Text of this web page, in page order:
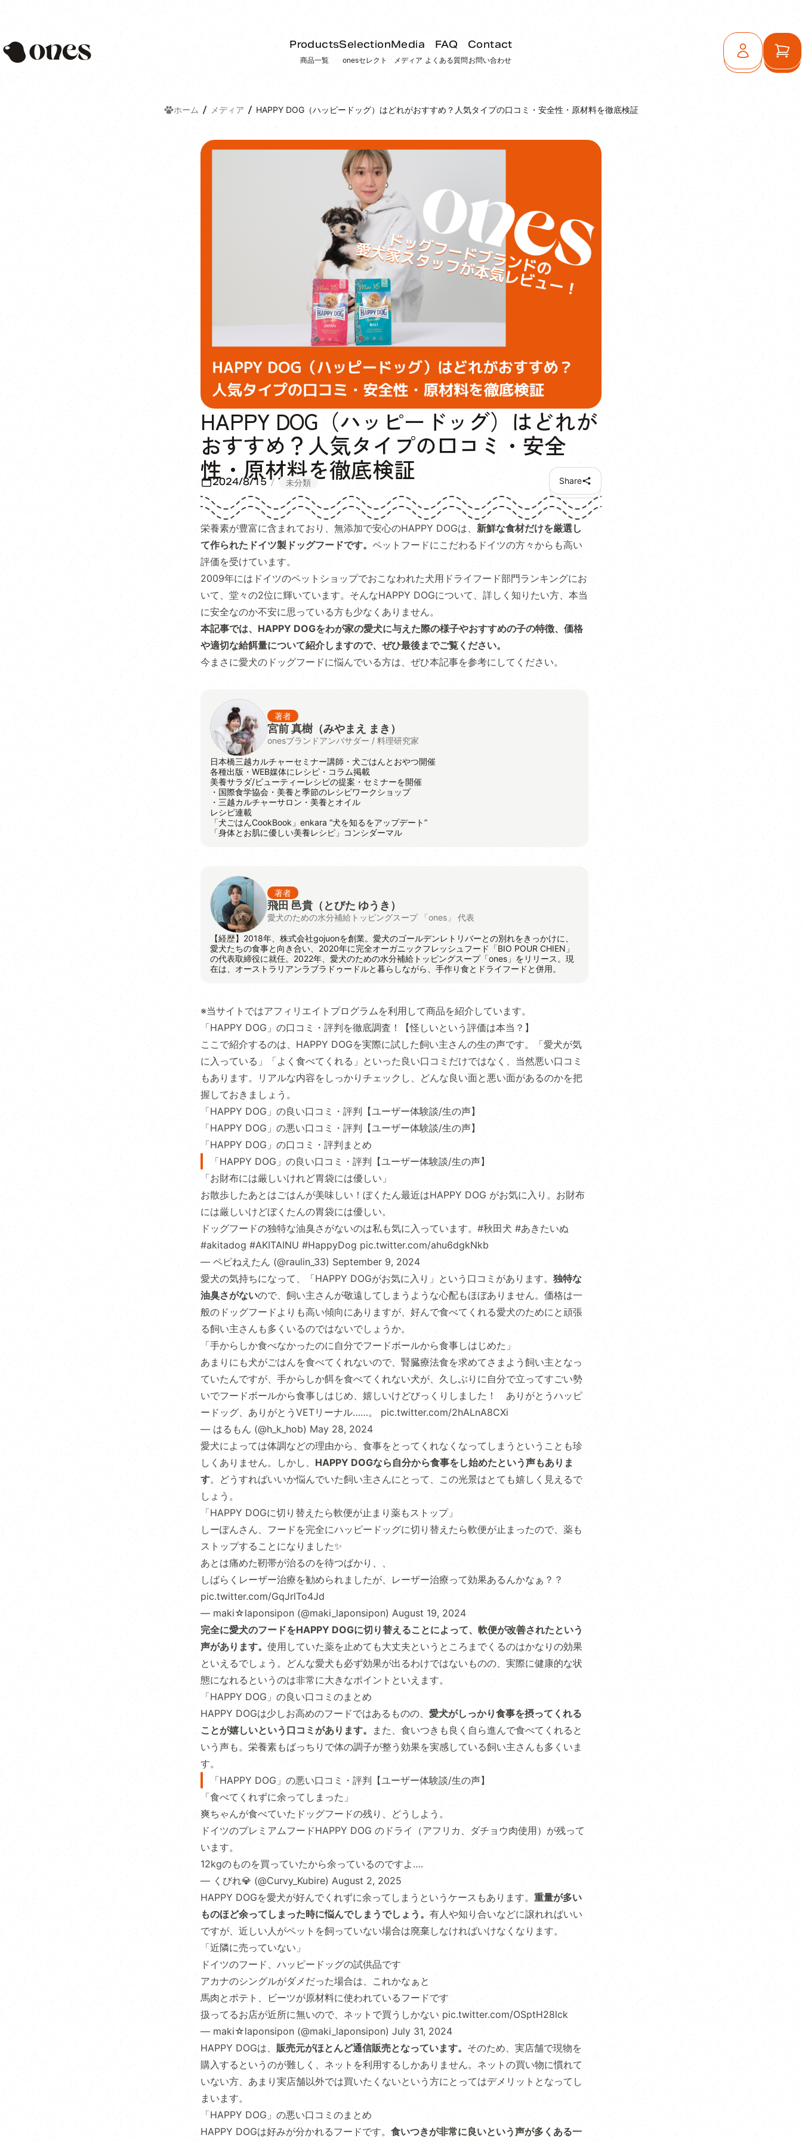
Ones Products
商品一覧
Selection
onesセレクト
Media
メディア
FAQ
よくある質問
Contact
お問い合わせ ログインカ
ホーム メディア HAPPY DOG（ハッピードッグ）はどれがおすすめ？人気タイプの口コミ・安全性・原材料を徹底検証
HAPPY DOG（ハッピードッグ）はどれが
おすすめ？人気タイプの口コミ・安全
性・原材料を徹底検証
2024/8/15 未分類 Share
栄養素が豊富に含まれており、無添加で安心のHAPPY DOGは、 新鮮な食材だけを厳選し
て作られたドイツ製ドッグフードです。 ペットフードにこだわるドイツの方々からも高い
評価を受けています。
2009年にはドイツのペットショップでおこなわれた犬用ドライフード部門ランキングにお
いて、堂々の2位に輝いています。そんなHAPPY DOGについて、詳しく知りたい方、本当
に安全なのか不安に思っている方も少なくありません。
本記事では、HAPPY DOGをわが家の愛犬に与えた際の様子やおすすめの子の特徴、価格
や適切な給餌量について紹介しますので、ぜひ最後までご覧ください。
今まさに愛犬のドッグフードに悩んでいる方は、ぜひ本記事を参考にしてください。
著者
宮前 真樹（みやまえ まき）
onesブランドアンバサダー / 料理研究家
日本橋三越カルチャーセミナー講師・犬ごはんとおやつ開催
各種出版・WEB媒体にレシピ・コラム掲載
美養サラダ/ビューティーレシピの提案・セミナーを開催
・国際食学協会・美養と季節のレシピワークショップ
・三越カルチャーサロン・美養とオイル
レシピ連載
「犬ごはんCookBook」enkara “犬を知るをアップデート”
「身体とお肌に優しい美養レシピ」コンシダーマル
著者
飛田 邑貴 （とびた ゆうき）
愛犬のための水分補給トッピングスープ 「ones」 代表
【経歴】2018年、株式会社gojuonを創業。愛犬のゴールデンレトリバーとの別れをきっかけに、
愛犬たちの食事と向き合い、2020年に完全オーガニックフレッシュフード「BIO POUR CHIEN」
の代表取締役に就任。2022年、愛犬のための水分補給トッピングスープ「ones」をリリース。現
在は、オーストラリアンラブラドゥードルと暮らしながら、手作り食とドライフードと併用。
※当サイトではアフィリエイトプログラムを利用して商品を紹介しています。
「HAPPY DOG」の口コミ・評判を徹底調査！【怪しいという評価は本当？】
ここで紹介するのは、HAPPY DOGを実際に試した飼い主さんの生の声です。「愛犬が気
に入っている」「よく食べてくれる」といった良い口コミだけではなく、当然悪い口コミ
もあります。リアルな内容をしっかりチェックし、どんな良い面と悪い面があるのかを把
握しておきましょう。
「HAPPY DOG」の良い口コミ・評判【ユーザー体験談/生の声】
「HAPPY DOG」の悪い口コミ・評判【ユーザー体験談/生の声】
「HAPPY DOG」の口コミ・評判まとめ
「HAPPY DOG」の良い口コミ・評判【ユーザー体験談/生の声】
「お財布には厳しいけれど胃袋には優しい」
お散歩したあとはごはんが美味しい！ぼくたん最近はHAPPY DOG がお気に入り。お財布
には厳しいけどぼくたんの胃袋には優しい。
ドッグフードの独特な油臭さがないのは私も気に入っています。 #秋田犬 #あきたいぬ
#akitadog #AKITAINU #HappyDog pic.twitter.com/ahu6dgkNkb
— ペピねえたん (@raulin_33) September 9, 2024
愛犬の気持ちになって、「HAPPY DOGがお気に入り」という口コミがあります。 独特な
油臭さがないので、飼い主さんが敬遠してしまうような心配もほぼありません。価格は一
般のドッグフードよりも高い傾向にありますが、好んで食べてくれる愛犬のためにと頑張
る飼い主さんも多くいるのではないでしょうか。
「手からしか食べなかったのに自分でフードボールから食事しはじめた」
あまりにも犬がごはんを食べてくれないので、腎臓療法食を求めてさまよう飼い主となっ
ていたんですが、手からしか餌を食べてくれない犬が、久しぶりに自分で立ってすごい勢
いでフードボールから食事しはじめ、嬉しいけどびっくりしました！ ありがとうハッピ
ードッグ、ありがとうVETリーナル……。 pic.twitter.com/2hALnA8CXi
— はるもん (@h_k_hob) May 28, 2024
愛犬によっては体調などの理由から、食事をとってくれなくなってしまうということも珍
しくありません。しかし、 HAPPY DOGなら自分から食事をし始めたという声もありま
す。どうすればいいか悩んでいた飼い主さんにとって、この光景はとても嬉しく見えるで
しょう。
「HAPPY DOGに切り替えたら軟便が止まり薬もストップ」
しーぽんさん、フードを完全にハッピードッグに切り替えたら軟便が止まったので、薬も
ストップすることになりました✨
あとは痛めた靭帯が治るのを待つばかり、、
しばらくレーザー治療を勧められましたが、レーザー治療って効果あるんかなぁ？？
pic.twitter.com/GqJrlTo4Jd
— maki☆laponsipon (@maki_laponsipon) August 19, 2024
完全に愛犬のフードをHAPPY DOGに切り替えることによって、軟便が改善されたという
声があります。 使用していた薬を止めても大丈夫というところまでくるのはかなりの効果
といえるでしょう。どんな愛犬も必ず効果が出るわけではないものの、実際に健康的な状
態になれるというのは非常に大きなポイントといえます。
「HAPPY DOG」の良い口コミのまとめ
HAPPY DOGは少しお高めのフードではあるものの、 愛犬がしっかり食事を摂ってくれる
ことが嬉しいという口コミがあります。
また、食いつきも良く自ら進んで食べてくれると
いう声も。栄養素もばっちりで体の調子が整う効果を実感している飼い主さんも多くいま
す。
「HAPPY DOG」の悪い口コミ・評判【ユーザー体験談/生の声】
「食べてくれずに余ってしまった」
爽ちゃんが食べていたドッグフードの残り、どうしよう。
ドイツのプレミアムフードHAPPY DOG のドライ（アフリカ、ダチョウ肉使用）が残って
います。
12kgのものを買っていたから余っているのですよ….
— くびれ💎 (@Curvy_Kubire) August 2, 2025
HAPPY DOGを愛犬が好んでくれずに余ってしまうというケースもあります。 重量が多い
ものほど余ってしまった時に悩んでしまうでしょう。 有人や知り合いなどに譲れればいい
ですが、近しい人がペットを飼っていない場合は廃棄しなければいけなくなります。
「近隣に売っていない」
ドイツのフード、ハッピードッグの試供品です
アカナのシングルがダメだった場合は、これかなぁと
馬肉とポテト、ビーツが原材料に使われているフードです
扱ってるお店が近所に無いので、ネットで買うしかない pic.twitter.com/OSptH28lck
— maki☆laponsipon (@maki_laponsipon) July 31, 2024
HAPPY DOGは、 販売元がほとんど通信販売となっています。 そのため、実店舗で現物を
購入するというのが難しく、ネットを利用するしかありません。ネットの買い物に慣れて
いない方、あまり実店舗以外では買いたくないという方にとってはデメリットとなってし
まいます。
「HAPPY DOG」の悪い口コミのまとめ
HAPPY DOGは好みが分かれるフードです。 食いつきが非常に良いという声が多くある一